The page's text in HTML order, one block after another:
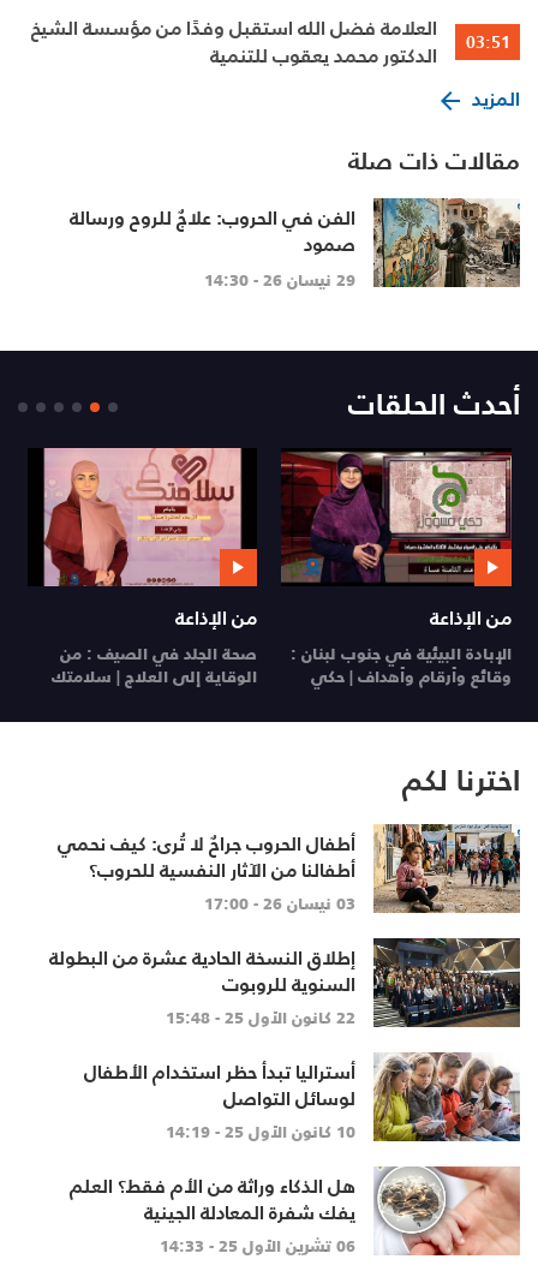
03:51
العلامة فضل الله استقبل وفدًا من مؤسسة الشيخ
الدكتور محمد يعقوب للتنمية
المزيد
مقالات ذات صلة
الفن في الحروب: علاجٌ للروح ورسالة
صمود
29 نيسان 26 - 14:30
أحدث الحلقات
من الإذاعة
الإبادة البيئية في جنوب لبنان :
وقائع وأرقام وأهداف | حكي
مسؤول
من الإذاعة
صحة الجلد في الصيف : من
الوقاية إلى العلاج | سلامتك
اخترنا لكم
أطفال الحروب جراحٌ لا تُرى: كيف نحمي
أطفالنا من الآثار النفسية للحروب؟
03 نيسان 26 - 17:00
إطلاق النسخة الحادية عشرة من البطولة
السنوية للروبوت
22 كانون الأول 25 - 15:48
أستراليا تبدأ حظر استخدام الأطفال
لوسائل التواصل
10 كانون الأول 25 - 14:19
هل الذكاء وراثة من الأم فقط؟ العلم
يفك شفرة المعادلة الجينية
06 تشرين الأول 25 - 14:33